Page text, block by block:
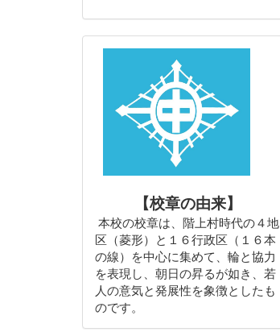
【校章の由来】
本校の校章は、階上村時代の４地
区（菱形）と１６行政区（１６本
の線）を中心に集めて、輪と協力
を表現し、朝日の昇るが如き、若
人の意気と発展性を象徴としたも
のです。